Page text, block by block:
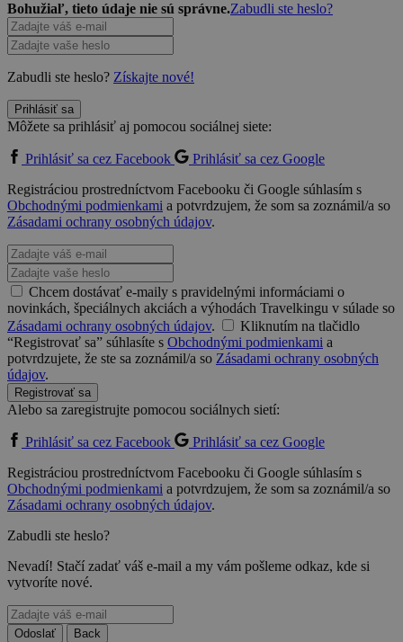
Bohužiaľ, tieto údaje nie sú správne.Zabudli ste heslo?
Zabudli ste heslo? Získajte nové!
Prihlásiť sa
Môžete sa prihlásiť aj pomocou sociálnej siete:
Prihlásiť sa cez Facebook
Prihlásiť sa cez Google
Registráciou prostredníctvom Facebooku či Google súhlasím s
Obchodnými podmienkami a potvrdzujem, že som sa zoznámil/a so
Zásadami ochrany osobných údajov.
Chcem dostávať e-maily s pravidelnými informáciami o
novinkách, špeciálnych akciách a výhodách Travelkingu v súlade so
Zásadami ochrany osobných údajov.
Kliknutím na tlačidlo
“Registrovať sa” súhlasíte s Obchodnými podmienkami a
potvrdzujete, že ste sa zoznámil/a so Zásadami ochrany osobných
údajov.
Registrovať sa
Alebo sa zaregistrujte pomocou sociálnych sietí:
Prihlásiť sa cez Facebook
Prihlásiť sa cez Google
Registráciou prostredníctvom Facebooku či Google súhlasím s
Obchodnými podmienkami a potvrdzujem, že som sa zoznámil/a so
Zásadami ochrany osobných údajov.
Zabudli ste heslo?
Nevadí! Stačí zadať váš e-mail a my vám pošleme odkaz, kde si
vytvoríte nové.
Odoslať
Back